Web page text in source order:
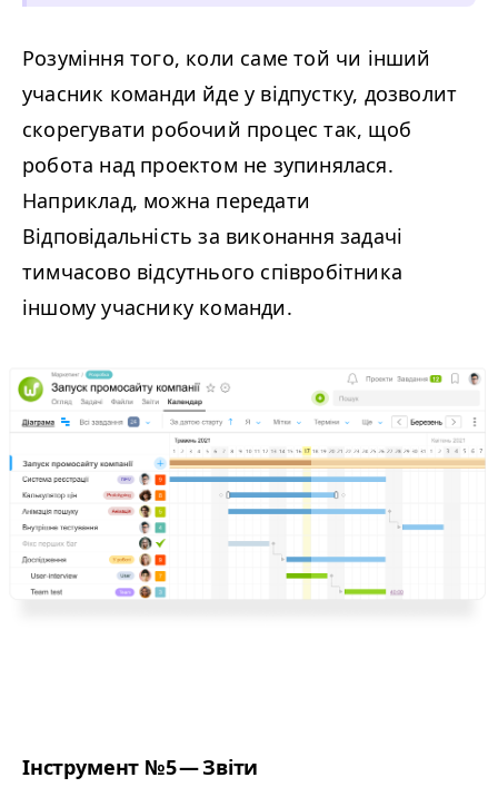
Розуміння того, коли саме той чи інший
учасник команди йде у відпустку, дозволит
скорегувати робочий процес так, щоб
робота над проектом не зупинялася.
Наприклад, можна передати
Відповідальність за виконання задачі
тимчасово відсутнього співробітника
іншому учаснику команди.
Інструмент №5 — Звіти